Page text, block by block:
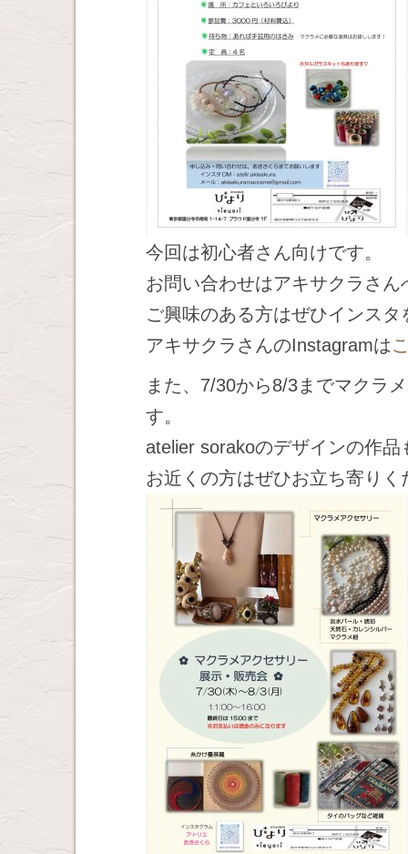
今回は初心者さん向けです。
お問い合わせはアキサクラさ
ご興味のある方はぜひインス
アキサクラさんのInstagramは
また、7/30から8/3までマクラ
す。
atelier sorakoのデザインの作品
お近くの方はぜひお立ち寄りく